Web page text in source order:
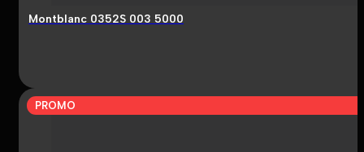
Montblanc 0352S 003 5000
PROMO